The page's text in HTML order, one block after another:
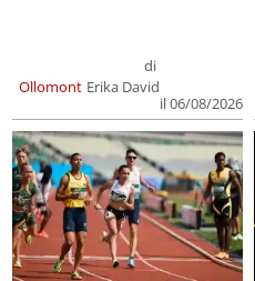
Ollomont
di
Erika David
il 06/08/2026